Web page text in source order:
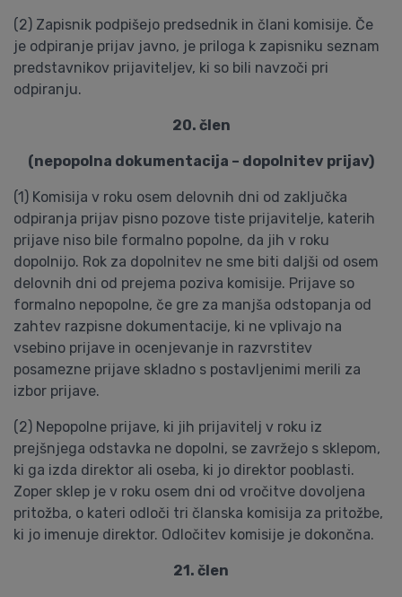
(2) Zapisnik podpišejo predsednik in člani komisije. Če
je odpiranje prijav javno, je priloga k zapisniku seznam
predstavnikov prijaviteljev, ki so bili navzoči pri
odpiranju.
20. člen
(nepopolna dokumentacija – dopolnitev prijav)
(1) Komisija v roku osem delovnih dni od zaključka
odpiranja prijav pisno pozove tiste prijavitelje, katerih
prijave niso bile formalno popolne, da jih v roku
dopolnijo. Rok za dopolnitev ne sme biti daljši od osem
delovnih dni od prejema poziva komisije. Prijave so
formalno nepopolne, če gre za manjša odstopanja od
zahtev razpisne dokumentacije, ki ne vplivajo na
vsebino prijave in ocenjevanje in razvrstitev
posamezne prijave skladno s postavljenimi merili za
izbor prijave.
(2) Nepopolne prijave, ki jih prijavitelj v roku iz
prejšnjega odstavka ne dopolni, se zavržejo s sklepom,
ki ga izda direktor ali oseba, ki jo direktor pooblasti.
Zoper sklep je v roku osem dni od vročitve dovoljena
pritožba, o kateri odloči tri članska komisija za pritožbe,
ki jo imenuje direktor. Odločitev komisije je dokončna.
21. člen